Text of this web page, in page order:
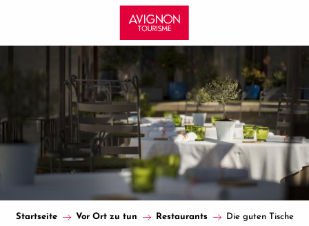
Startseite Vor Ort zu tun Restaurants Die guten Tische